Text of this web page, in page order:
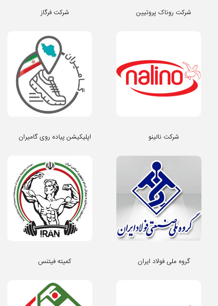
شرکت فرگاز شرکت روناک پروتیین
اپلیکیشن پیاده روی گامیران شرکت نالینو
کمیته فیتنس گروه ملی فولاد ایران